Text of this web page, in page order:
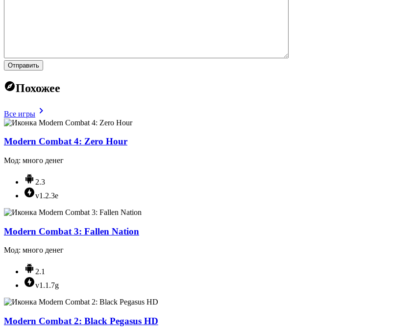
Отправить
Похожее
Все игры
Modern Combat 4: Zero Hour
Мод: много денег
2.3
v1.2.3e
Modern Combat 3: Fallen Nation
Мод: много денег
2.1
v1.1.7g
Modern Combat 2: Black Pegasus HD